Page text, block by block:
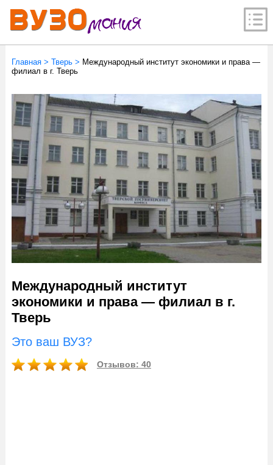
Главная> Тверь> Международный институт экономики и права —
филиал в г. Тверь
Международный институт
экономики и права — филиал в г.
Тверь
Это ваш ВУЗ?
Отзывов: 40